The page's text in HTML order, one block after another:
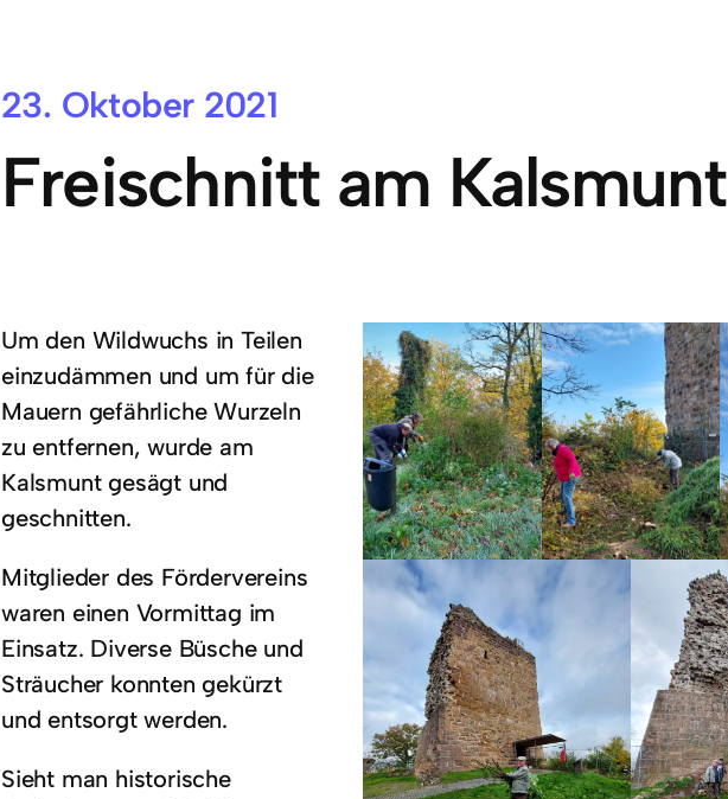
23. Oktober 2021
Freischnitt am Kalsmunt
Um den Wildwuchs in Teilen
einzudämmen und um für die
Mauern gefährliche Wurzeln
zu entfernen, wurde am
Kalsmunt gesägt und
geschnitten.
Mitglieder des Fördervereins
waren einen Vormittag im
Einsatz. Diverse Büsche und
Sträucher konnten gekürzt
und entsorgt werden.
Sieht man historische